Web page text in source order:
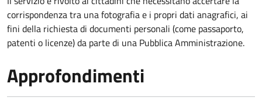
corrispondenza tra una fotografia e i propri dati anagrafici, ai
fini della richiesta di documenti personali (come passaporto,
patenti o licenze) da parte di una Pubblica Amministrazione.
Approfondimenti